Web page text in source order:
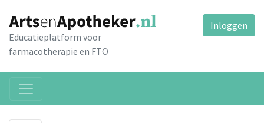
Educatieplatform voor
farmacotherapie en FTO
Inloggen